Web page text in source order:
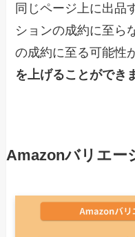
同じページ上に出品
ションの成約に至ら
の成約に至る可能性
を上げることができ
Amazonバリエー